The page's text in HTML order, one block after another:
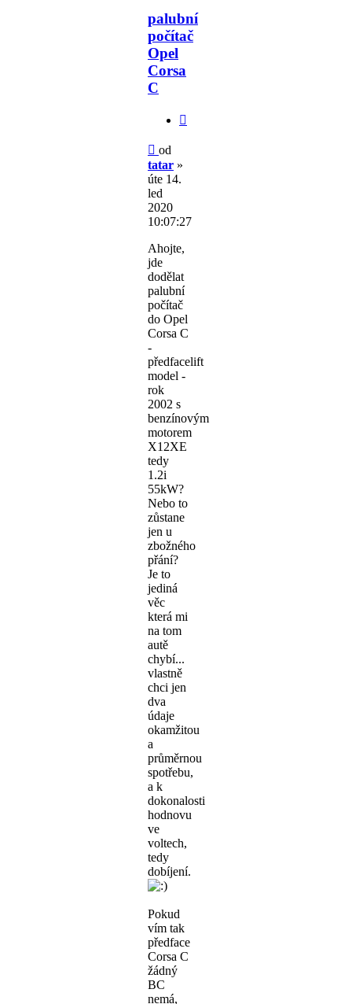
palubní
počítač
Opel
Corsa
C
Příspěvek
od
tatar »
úte 14.
led
2020
10:07:27
Ahojte,
jde
dodělat
palubní
počítač
do Opel
Corsa C
-
předfacelift
model -
rok
2002 s
benzínovým
motorem
X12XE
tedy
1.2i
55kW?
Nebo to
zůstane
jen u
zbožného
přání?
Je to
jediná
věc
která mi
na tom
autě
chybí...
vlastně
chci jen
dva
údaje
okamžitou
a
průměrnou
spotřebu,
a k
dokonalosti
hodnovu
ve
voltech,
tedy
dobíjení.
Pokud
vím tak
předface
Corsa C
žádný
BC
nemá,